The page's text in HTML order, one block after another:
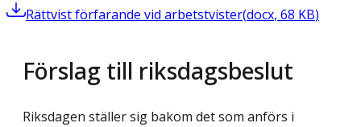
Rättvist förfarande vid arbetstvister(docx, 68 KB)
Förslag till riksdagsbeslut
Riksdagen ställer sig bakom det som anförs i